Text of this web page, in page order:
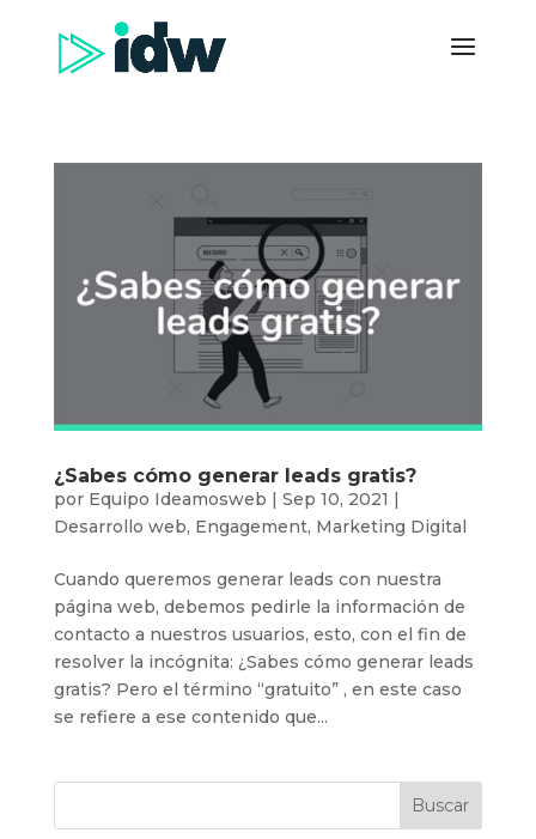
¿Sabes cómo generar leads gratis?
por Equipo Ideamosweb | Sep 10, 2021 |
Desarrollo web, Engagement, Marketing Digital
Cuando queremos generar leads con nuestra
página web, debemos pedirle la información de
contacto a nuestros usuarios, esto, con el fin de
resolver la incógnita: ¿Sabes cómo generar leads
gratis? Pero el término “gratuito” , en este caso
se refiere a ese contenido que...